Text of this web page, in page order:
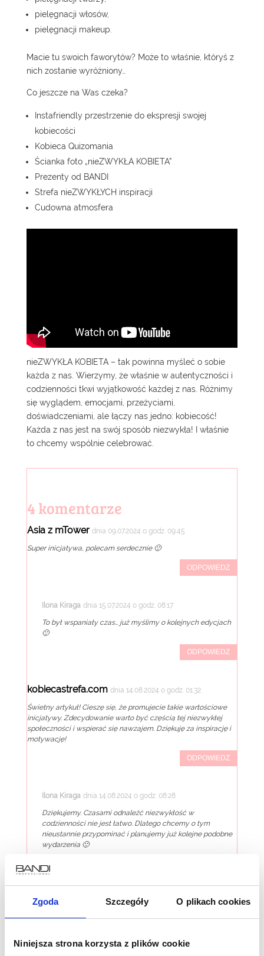
Zgoda Szczegóły O plikach cookies
Niniejsza strona korzysta z plików cookie
pielęgnacji włosów,
pielęgnacji makeup.
Macie tu swoich faworytów? Może to właśnie, któryś z
nich zostanie wyróżniony…
Co jeszcze na Was czeka?
Instafriendly przestrzenie do ekspresji swojej
kobiecości
Kobieca Quizomania
Ścianka foto „nieZWYKŁA KOBIETA”
Prezenty od BANDI
Strefa nieZWYKŁYCH inspiracji
Cudowna atmosfera
nieZWYKŁA KOBIETA – tak powinna myśleć o sobie
każda z nas. Wierzymy, że właśnie w autentyczności i
codzienności tkwi wyjątkowość każdej z nas. Różnimy
się wyglądem, emocjami, przeżyciami,
doświadczeniami, ale łączy nas jedno: kobiecość!
Każda z nas jest na swój sposób niezwykła! I właśnie
to chcemy wspólnie celebrować.
4 komentarze
Asia z mTower dnia 09.07.2024 o godz. 09:45
Super inicjatywa, polecam serdecznie 🙂
ODPOWIEDZ
Ilona Kiraga dnia 15.07.2024 o godz. 08:17
To był wspaniały czas… już myślimy o kolejnych edycjach
🙂
ODPOWIEDZ
kobiecastrefa.com dnia 14.08.2024 o godz. 01:32
Świetny artykuł! Cieszę się, że promujecie takie wartościowe
inicjatywy. Zdecydowanie warto być częścią tej niezwykłej
społeczności i wspierać się nawzajem. Dziękuję za inspirację i
motywację!
ODPOWIEDZ
Ilona Kiraga dnia 14.08.2024 o godz. 08:28
Dziękujemy. Czasami odnaleźć niezwykłość w
codzienności nie jest łatwo. Dlatego chcemy o tym
nieustannie przypominać i planujemy już kolejne podobne
wydarzenia 🙂
Wyślij komentarz
Wymagane pola są oznaczone*